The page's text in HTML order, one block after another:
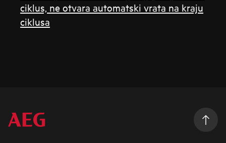
ciklus, ne otvara automatski vrata na kraju
ciklusa